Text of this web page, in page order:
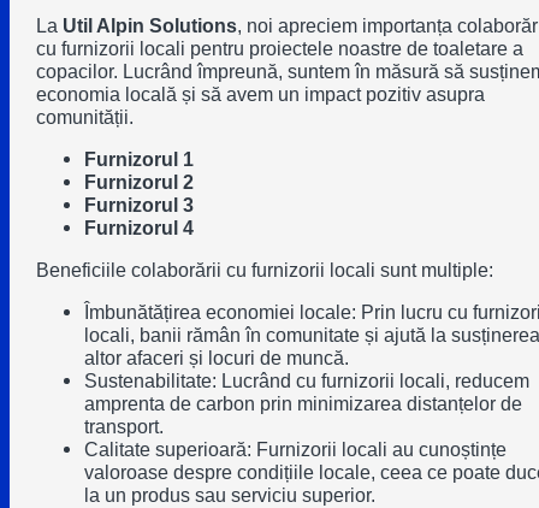
La Util Alpin Solutions, noi apreciem importanța
cu furnizorii locali pentru proiectele noastre de toaletare a
copacilor. Lucrând împreună, suntem în măsură să
economia locală și să avem un impact pozitiv asupra
comunității.
Furnizorul 1
Furnizorul 2
Furnizorul 3
Furnizorul 4
Beneficiile colaborării cu furnizorii locali sunt multiple:
Îmbunătățirea economiei locale: Prin lucru cu
locali, banii rămân în comunitate și ajută la susținerea
altor afaceri și locuri de muncă.
Sustenabilitate: Lucrând cu furnizorii locali, reducem
amprenta de carbon prin minimizarea distanțelor de
transport.
Calitate superioară: Furnizorii locali au cunoștințe
valoroase despre condițiile locale, ceea ce poate
la un produs sau serviciu superior.